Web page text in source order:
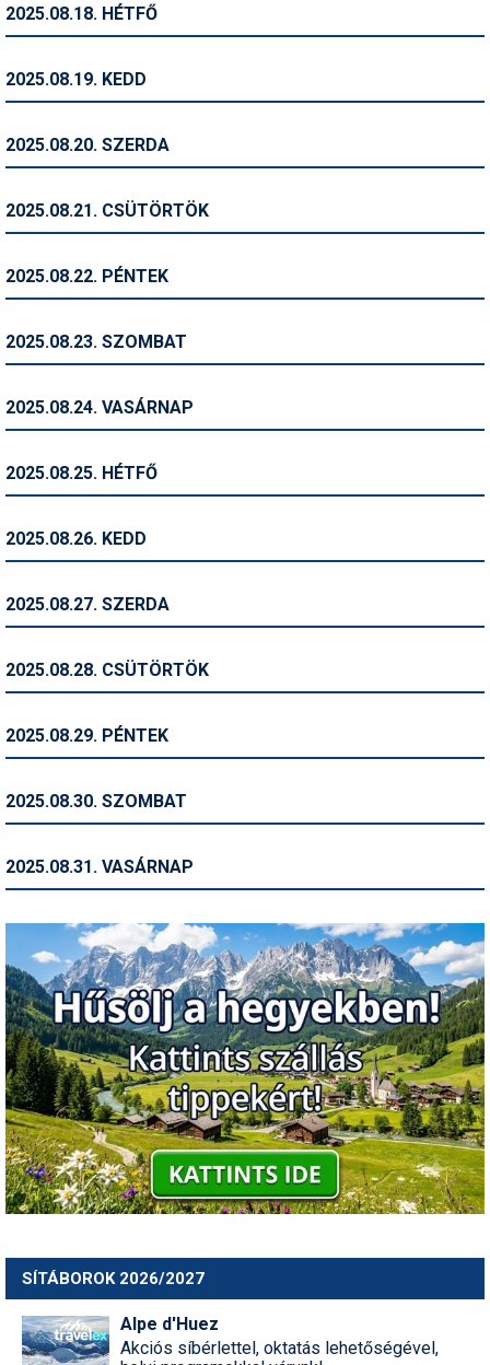
Snowboard
Szakértők
Telemark
Történelem
Utazási tippek
2025.08.18. HÉTFŐ
2025.08.19. KEDD
2025.08.20. SZERDA
2025.08.21. CSÜTÖRTÖK
2025.08.22. PÉNTEK
2025.08.23. SZOMBAT
2025.08.24. VASÁRNAP
2025.08.25. HÉTFŐ
2025.08.26. KEDD
2025.08.27. SZERDA
2025.08.28. CSÜTÖRTÖK
2025.08.29. PÉNTEK
2025.08.30. SZOMBAT
2025.08.31. VASÁRNAP
SÍTÁBOROK 2026/2027
Alpe d'Huez
Akciós síbérlettel, oktatás lehetőségével,